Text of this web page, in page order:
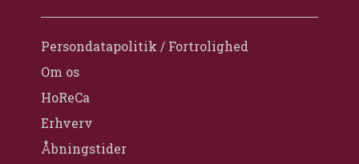
Persondatapolitik / Fortrolighed
Om os
HoReCa
Erhverv
Åbningstider